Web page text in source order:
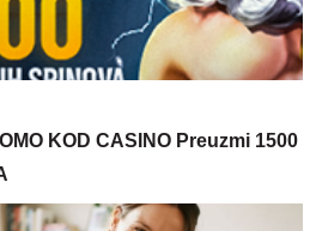
KOD CASINO Preuzmi 1500